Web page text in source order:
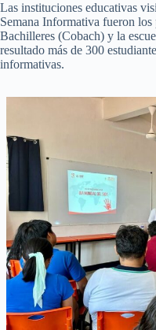
Las instituciones educativas
Semana Informativa fueron
Bachilleres (Cobach) y la
resultado más de 300
informativas.